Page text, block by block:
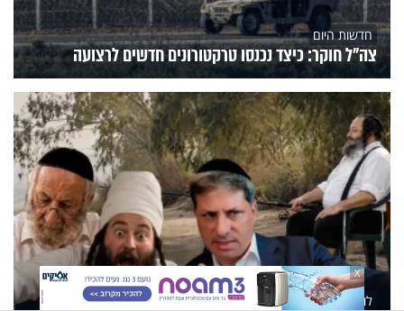
חדשות היום
צה"ל חוקר: כיצד נכנסו טרקטורונים חדשים לרצועה
לומדים תורה
X